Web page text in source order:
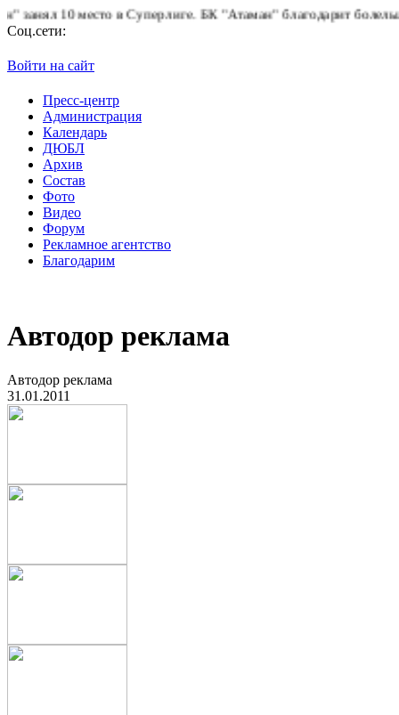
место в Суперлиге.БК "Атаман" благодарит болельщиков за
Соц.сети:
Войти на сайт
Пресс-центр
Администрация
Календарь
ДЮБЛ
Архив
Состав
Фото
Видео
Форум
Рекламное агентство
Благодарим
Автодор реклама
Автодор реклама
31.01.2011